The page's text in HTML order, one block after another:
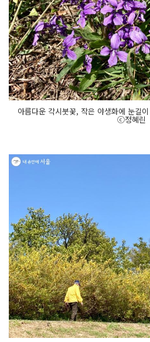
아름다운 각시붓꽃, 작은 야생화에 눈길
ⓒ정혜린